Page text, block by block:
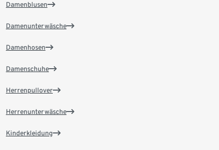
Damenblusen
Damenunterwäsche
Damenhosen
Damenschuhe
Herrenpullover
Herrenunterwäsche
Kinderkleidung